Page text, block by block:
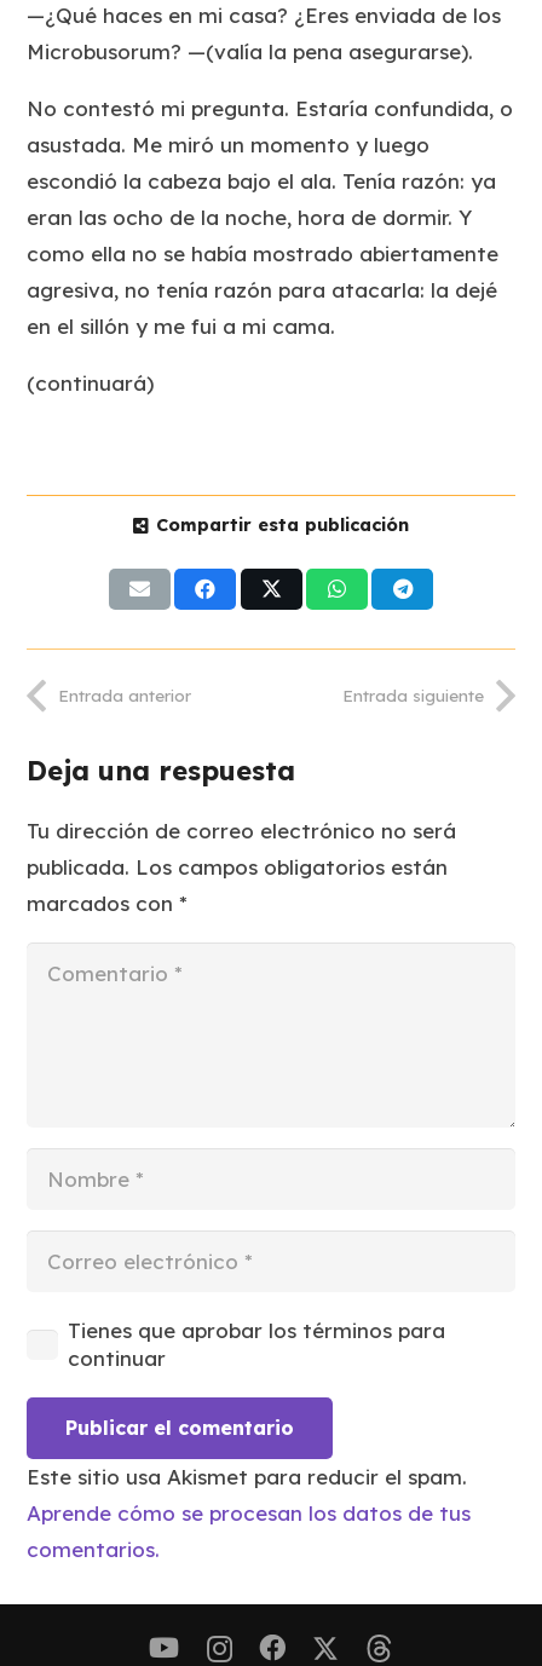
—¿Qué haces en mi casa? ¿Eres enviada de los
Microbusorum? —(valía la pena asegurarse).
No contestó mi pregunta. Estaría confundida, o
asustada. Me miró un momento y luego
escondió la cabeza bajo el ala. Tenía razón: ya
eran las ocho de la noche, hora de dormir. Y
como ella no se había mostrado abiertamente
agresiva, no tenía razón para atacarla: la dejé
en el sillón y me fui a mi cama.
(continuará)
Compartir esta publicación
Entrada anterior Entrada siguiente
Deja una respuesta
Tu dirección de correo electrónico no será
publicada. Los campos obligatorios están
marcados con*
Tienes que aprobar los términos para
continuar
Publicar el comentario
Este sitio usa Akismet para reducir el spam.
Aprende cómo se procesan los datos de tus
comentarios.